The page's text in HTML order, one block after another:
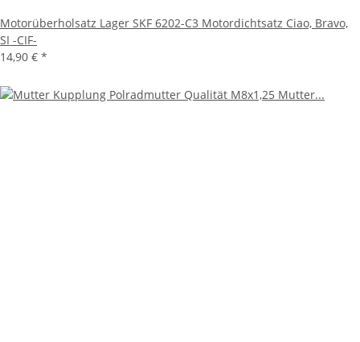
Motorüberholsatz Lager SKF 6202-C3 Motordichtsatz Ciao, Bravo,
SI -CIF-
14,90 € *